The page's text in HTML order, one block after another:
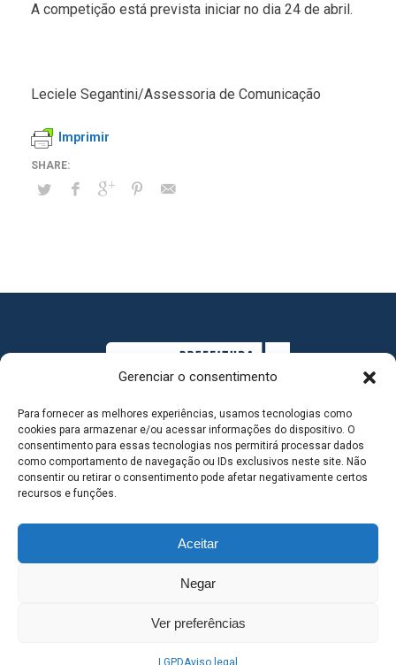
Gerenciar o consentimento
Para fornecer as melhores experiências, usamos tecnologias como
cookies para armazenar e/ou acessar informações do dispositivo. O
consentimento para essas tecnologias nos permitirá processar dados
como comportamento de navegação ou IDs exclusivos neste site. Não
consentir ou retirar o consentimento pode afetar negativamente certos
recursos e funções.
Aceitar
Negar
Ver preferências
LGPDAviso legal
A competição está prevista iniciar no dia 24 de abril.
Leciele Segantini/Assessoria de Comunicação
Imprimir
MAPA DO SITE
SEDE DO ADMINISTRATIVO MUNICIPAL - Avenida